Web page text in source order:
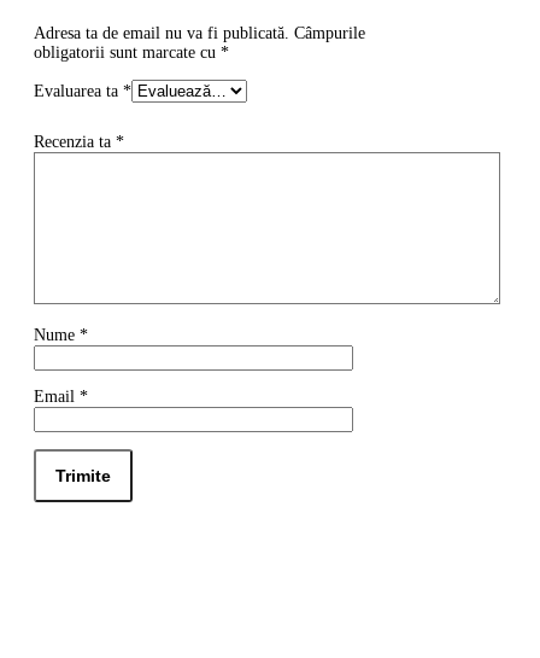
Adresa ta de email nu va fi publicată. Câmpurile
obligatorii sunt marcate cu *
Evaluarea ta *
Recenzia ta *
Nume *
Email *